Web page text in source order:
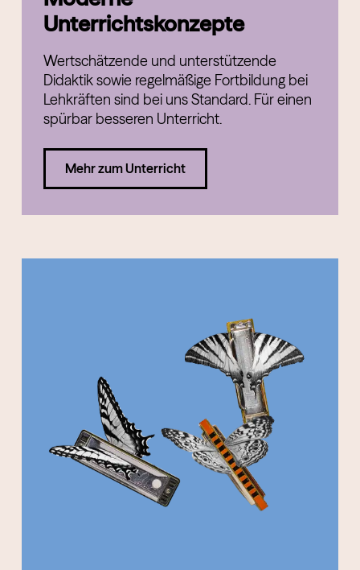
Unterrichtskonzepte
Wertschätzende und unterstützende
Didaktik sowie regelmäßige Fortbildung bei
Lehkräften sind bei uns Standard. Für einen
spürbar besseren Unterricht.
Mehr zum Unterricht